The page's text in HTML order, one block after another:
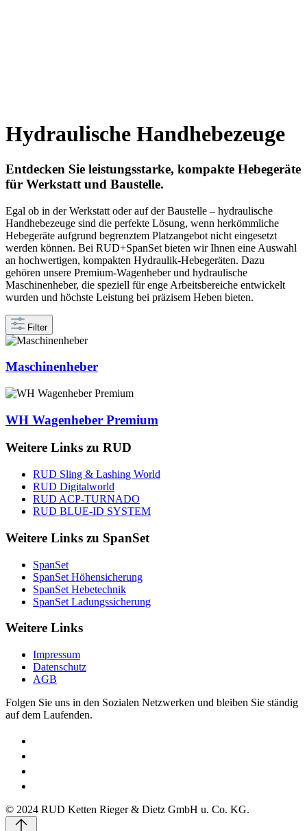
Hydraulische Handhebezeuge
Entdecken Sie leistungsstarke, kompakte Hebegeräte
für Werkstatt und Baustelle.
Egal ob in der Werkstatt oder auf der Baustelle – hydraulische
Handhebezeuge sind die perfekte Lösung, wenn herkömmliche
Hebegeräte aufgrund begrenztem Platzangebot nicht eingesetzt
werden können. Bei RUD+SpanSet bieten wir Ihnen eine Auswahl
an hochwertigen, kompakten Hydraulik-Hebegeräten. Dazu
gehören unsere Premium-Wagenheber und hydraulische
Maschinenheber, die speziell für enge Arbeitsbereiche entwickelt
wurden und höchste Leistung bei präzisem Heben bieten.
Filter
Maschinenheber
WH Wagenheber Premium
Weitere Links zu RUD
RUD Sling & Lashing World
RUD Digitalworld
RUD ACP-TURNADO
RUD BLUE-ID SYSTEM
Weitere Links zu SpanSet
SpanSet
SpanSet Höhensicherung
SpanSet Hebetechnik
SpanSet Ladungssicherung
Weitere Links
Impressum
Datenschutz
AGB
Folgen Sie uns in den Sozialen Netzwerken und bleiben Sie ständig
auf dem Laufenden.
© 2024 RUD Ketten Rieger & Dietz GmbH u. Co. KG.